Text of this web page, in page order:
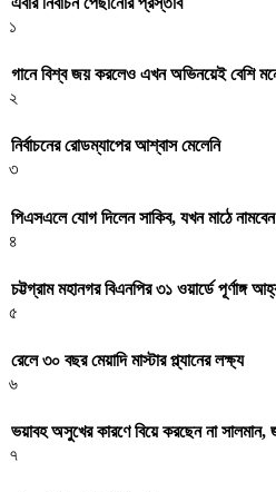
১
গানে বিশ্ব জয় করলেও এখন অভিনয়েই বেশি
২
নির্বাচনের রোডম্যাপের আশ্বাস মেলেনি
৩
পিএসএলে যোগ দিলেন সাকিব, যখন মাঠে নামবেন
৪
চট্টগ্রাম মহানগর বিএনপির ৩১ ওয়ার্ডে পূর্ণাঙ্গ
৫
রেলে ৩০ বছর মেয়াদি মাস্টার প্ল্যানের লক্ষ্য
৬
ভয়াবহ অসুখের কারণে বিয়ে করছেন না সালমান,
৭